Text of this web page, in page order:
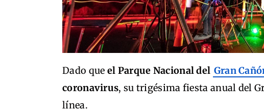
Dado que el Parque Nacional del Gran
coronavirus, su trigésima fiesta anual del
línea.